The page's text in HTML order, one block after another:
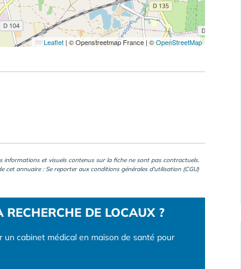
Leaflet | © Openstreetmap France | ©OpenStreetMap
informations et visuels contenus sur la fiche ne sont pas contractuels.
cet annuaire : Se reporter aux conditions générales d'utilisation (CGU)
DE LOCAUX ?
cabinet médical en maison de santé pour